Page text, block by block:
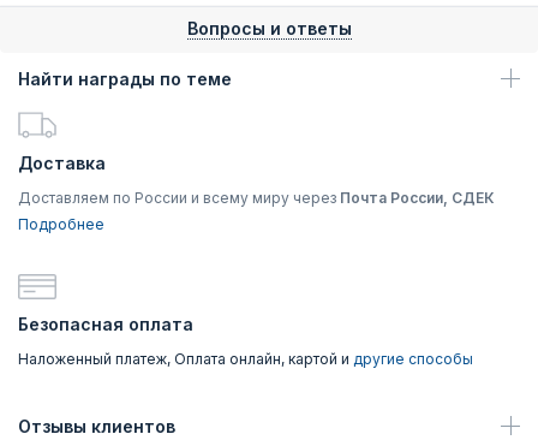
Вопросы и ответы
Найти награды по теме
Доставка
Доставляем по России и всему миру через Почта России, СДЕК
Подробнее
Безопасная оплата
Наложенный платеж, Оплата онлайн, картой и другие способы
Отзывы клиентов